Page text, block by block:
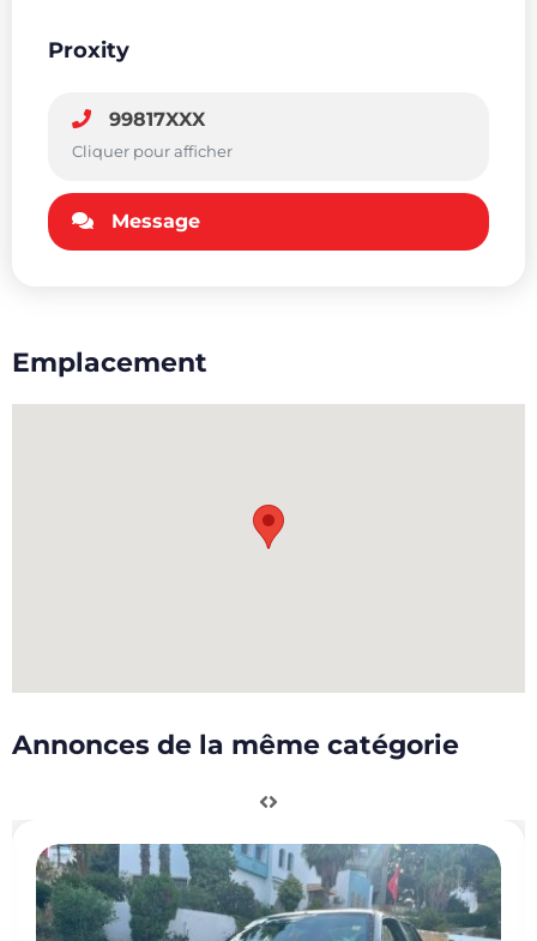
Proxity
99817XXX
Cliquer pour afficher
Message
Emplacement
Annonces de la même catégorie